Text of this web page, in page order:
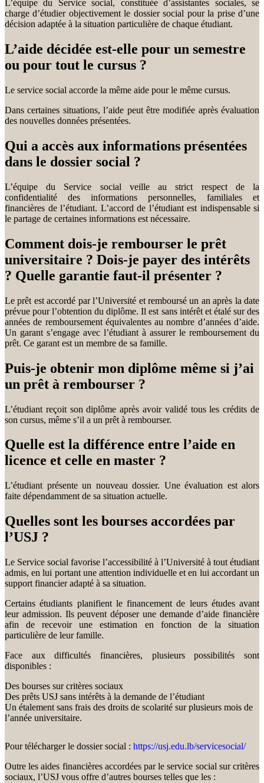
L’équipe du Service social, constituée d’assistantes sociales, se
charge d’étudier objectivement le dossier social pour la prise d’une
décision adaptée à la situation particulière de chaque étudiant.
L’aide décidée est-elle pour un semestre
ou pour tout le cursus ?
Le service social accorde la même aide pour le même cursus.
Dans certaines situations, l’aide peut être modifiée après évaluation
des nouvelles données présentées.
Qui a accès aux informations présentées
dans le dossier social ?
L’équipe du Service social veille au strict respect de la
confidentialité des informations personnelles, familiales et
financières de l’étudiant. L’accord de l’étudiant est indispensable si
le partage de certaines informations est nécessaire.
Comment dois-je rembourser le prêt
universitaire ? Dois-je payer des intérêts
? Quelle garantie faut-il présenter ?
Le prêt est accordé par l’Université et remboursé un an après la date
prévue pour l’obtention du diplôme. Il est sans intérêt et étalé sur des
années de remboursement équivalentes au nombre d’années d’aide.
Un garant s’engage avec l’étudiant à assurer le remboursement du
prêt. Ce garant est un membre de sa famille.
Puis-je obtenir mon diplôme même si j’ai
un prêt à rembourser ?
L’étudiant reçoit son diplôme après avoir validé tous les crédits de
son cursus, même s’il a un prêt à rembourser.
Quelle est la différence entre l’aide en
licence et celle en master ?
L’étudiant présente un nouveau dossier. Une évaluation est alors
faite dépendamment de sa situation actuelle.
Quelles sont les bourses accordées par
l’USJ ?
Le Service social favorise l’accessibilité à l’Université à tout étudiant
admis, en lui portant une attention individuelle et en lui accordant un
support financier adapté à sa situation.
Certains étudiants planifient le financement de leurs études avant
leur admission. Ils peuvent déposer une demande d’aide financière
afin de recevoir une estimation en fonction de la situation
particulière de leur famille.
Face aux difficultés financières, plusieurs possibilités sont
disponibles :
Des bourses sur critères sociaux
Des prêts USJ sans intérêts à la demande de l’étudiant
Un étalement sans frais des droits de scolarité sur plusieurs mois de
l’année universitaire.
Pour télécharger le dossier social : https://usj.edu.lb/servicesocial/
Outre les aides financières accordées par le service social sur critères
sociaux, l’USJ vous offre d’autres bourses telles que les :